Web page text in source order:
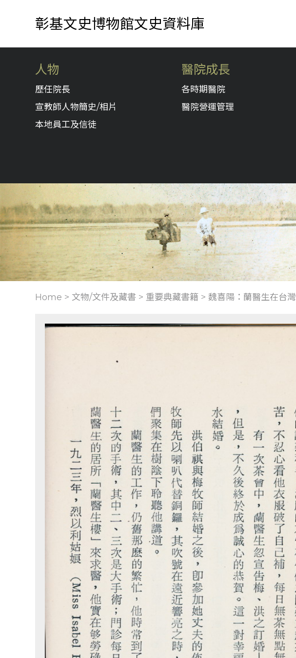
彰基文史博物館文史資料庫
人物
歷任院長
宣教師人物簡史/相片
本地員工及信徒
醫院成長
各時期醫院
醫院營運管理
Home > 文物/文件及藏書 > 重要典藏書籍 > 魏喜陽：蘭醫生在台灣